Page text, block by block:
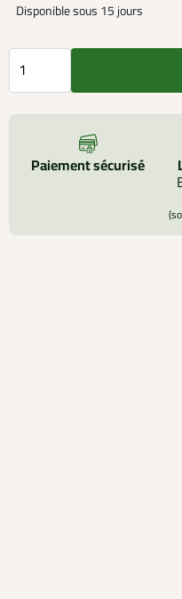
Disponible sous 15 jours
Paiement sécurisé